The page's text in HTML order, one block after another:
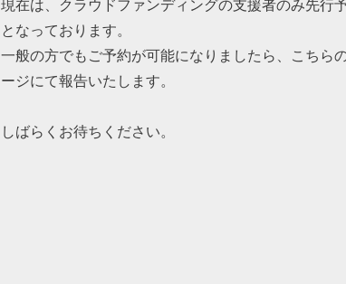
現在は、クラウドファンディングの支援者のみ先行
となっております。
一般の方でもご予約が可能になりましたら、こちら
ージにて報告いたします。
しばらくお待ちください。